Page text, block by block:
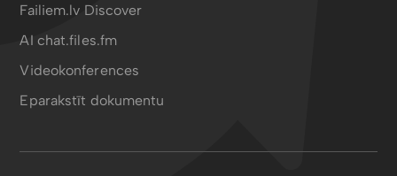
Failiem.lv Discover
AI chat.files.fm
Videokonferences
Eparakstīt dokumentu